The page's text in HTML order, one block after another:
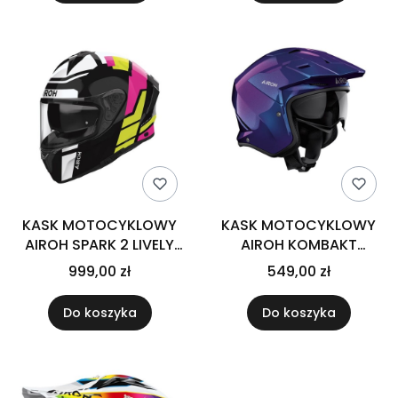
KASK MOTOCYKLOWY
AIROH SPARK 2 LIVELY
MINT GLOSS
999,00 zł
Do koszyka
KASK MOTOCYKLOWY
AIROH KOMBAKT
SHIMMER GLOSS
549,00 zł
Do koszyka